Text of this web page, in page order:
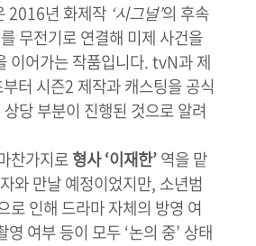
2016년 화제작 ‘시그널’의 후속
무전기로 연결해 미제 사건을
이어가는 작품입니다. tvN과 제
터 시즌2 제작과 캐스팅을 공식
당 부분이 진행된 것으로 알려
찬가지로형사 ‘이재한’역을 맡
와 만날 예정이었지만, 소년범
로 인해 드라마 자체의 방영 여
여부 등이 모두 ‘논의 중’ 상태